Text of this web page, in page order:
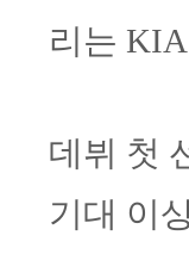
리는
데뷔 첫
기대 이